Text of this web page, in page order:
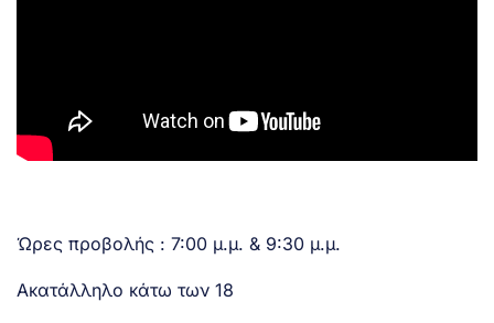
Ώρες προβολής : 7:00 μ.μ. & 9:30 μ.μ.
Ακατάλληλο κάτω των 18